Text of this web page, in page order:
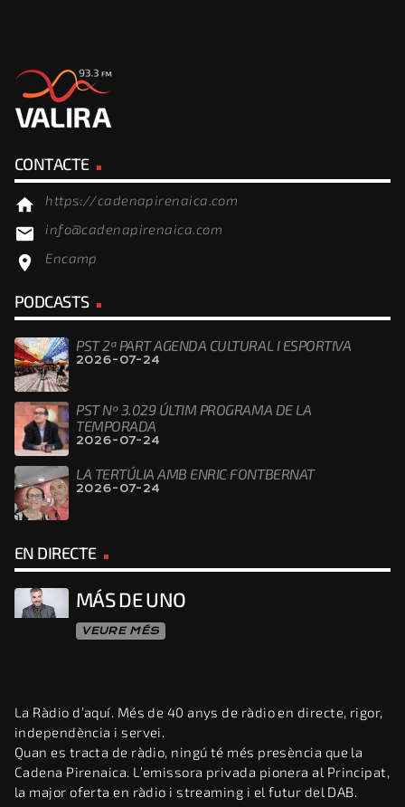
CONTACTE
home https://cadenapirenaica.com
email info@cadenapirenaica.com
location_on Encamp
PODCASTS
PST 2ª PART AGENDA CULTURAL I ESPORTIVA
2026-07-24
PST Nº 3.029 ÚLTIM PROGRAMA DE LA
TEMPORADA
2026-07-24
LA TERTÚLIA AMB ENRIC FONTBERNAT
2026-07-24
EN DIRECTE
MÁS DE UNO
VEURE MÉS
La Ràdio d’aquí. Més de 40 anys de ràdio en directe, rigor,
independència i servei.
Quan es tracta de ràdio, ningú té més presència que la
Cadena Pirenaica. L’emissora privada pionera al Principat,
la major oferta en ràdio i streaming i el futur del DAB.